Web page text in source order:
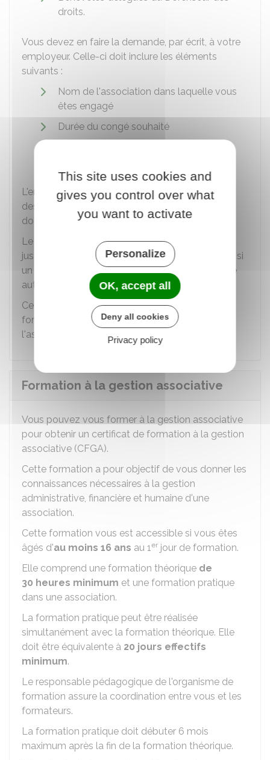
droits.
Vous devez en faire la demande, par écrit, à votre
employeur. Celle-ci doit inclure les éléments
suivants :
Nom de l'association dans laquelle vous
êtes engagé
Durée du congé souhaité
L'employeur peut refuser ou reporter le congé si
des impératifs de service le justifient, mais il doit
donner les raisons de sa décision.
Le congé d'engagement associatif peut durer
jusqu'à
6 jours par an. Il est non rémunéré, sauf si
un accord de branche ou d'entreprise en dispose
autrement.
Ce congé peut être utilisé pour suivre une
formation en lien avec vos responsabilités dans
l'association.
Formation à la gestion associative
Vous pouvez vous former à la gestion associative
pour obtenir un certificat de formation à la gestion
associative (CFGA).
Cette formation a pour objectif de vous donner les
connaissances nécessaires à la gestion
administrative, financière et humaine d'une
association.
Cette formation vous est accessible si vous êtes
âgés d'au moins 16 ans au 1er jour de formation.
Elle comprend une formation théorique de
30 heures minimum et une formation pratique
dans une association.
La formation pratique peut être réalisée
simultanément avec la formation théorique. Elle
doit être équivalente à 20 jours effectifs
minimum.
Le responsable pédagogique de l'organisme de
formation assure la coordination entre vous et les
formateurs.
La formation pratique doit débuter 6 mois
maximum après la fin de la formation théorique.
This site uses cookies and
gives you control over what
you want to activate
Personalize
OK, accept all
Deny all cookies
Privacy policy